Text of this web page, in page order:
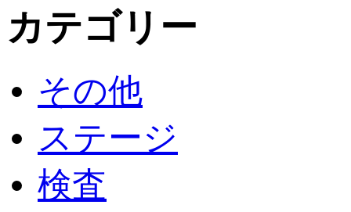
カテゴリー
その他
ステージ
検査